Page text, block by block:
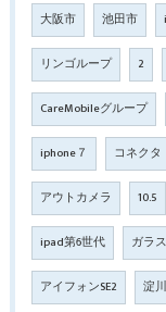
大阪市 池田市
リンゴループ 2
CareMobileグループ
iphone７ コネクタ
アウトカメラ 10.5
ipad第6世代 ガラ
アイフォンSE2 淀